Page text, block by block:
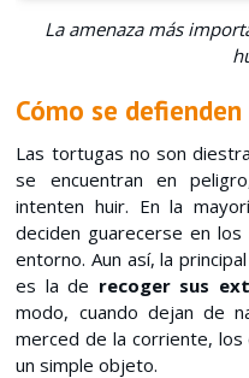
La amenaza más
Cómo se
Las tortugas no son
se encuentran en
intenten huir. En la
deciden guarecerse en
entorno. Aun así, la
es la de recoger sus
modo, cuando dejan de
merced de la corriente,
un simple objeto.